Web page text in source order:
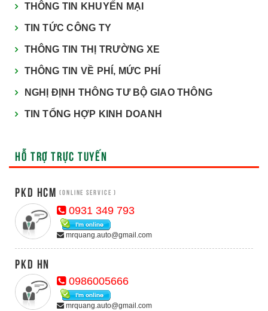
THÔNG TIN KHUYẾN MẠI
TIN TỨC CÔNG TY
THÔNG TIN THỊ TRƯỜNG XE
THÔNG TIN VỀ PHÍ, MỨC PHÍ
NGHỊ ĐỊNH THÔNG TƯ BỘ GIAO THÔNG
TIN TỔNG HỢP KINH DOANH
HỖ TRỢ TRỰC TUYẾN
PKD HCM (Online Service )
0931 349 793
mrquang.auto@gmail.com
PKD HN
0986005666
mrquang.auto@gmail.com